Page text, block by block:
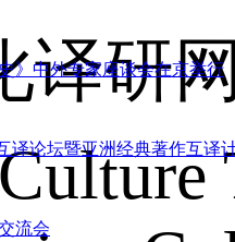
》中外专家座谈会在京举行
译论坛暨亚洲经典著作互译
流会
译研